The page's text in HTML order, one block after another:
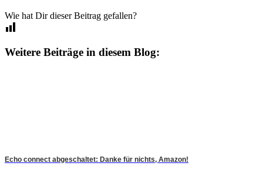
Wie hat Dir dieser Beitrag gefallen?
Weitere Beiträge in diesem Blog:
Echo connect abgeschaltet: Danke für nichts, Amazon!